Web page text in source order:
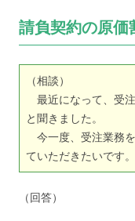
請負契約の原価
（相談）
最近になって、受
と聞きました。
今一度、受注業務
ていただきたいです。
（回答）